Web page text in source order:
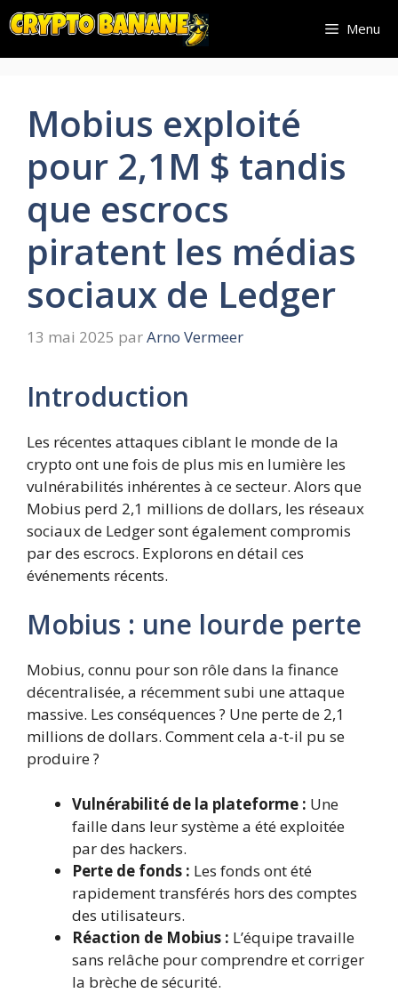
Aller
au
contenu
Menu
Mobius exploité
pour 2,1M $ tandis
que escrocs
piratent les médias
sociaux de Ledger
13 mai 2025 parArno Vermeer
Introduction
Les récentes attaques ciblant le monde de la
crypto ont une fois de plus mis en lumière les
vulnérabilités inhérentes à ce secteur. Alors que
Mobius perd 2,1 millions de dollars, les réseaux
sociaux de Ledger sont également compromis
par des escrocs. Explorons en détail ces
événements récents.
Mobius : une lourde perte
Mobius, connu pour son rôle dans la finance
décentralisée, a récemment subi une attaque
massive. Les conséquences ? Une perte de 2,1
millions de dollars. Comment cela a-t-il pu se
produire ?
Vulnérabilité de la plateforme : Une
faille dans leur système a été exploitée
par des hackers.
Perte de fonds : Les fonds ont été
rapidement transférés hors des comptes
des utilisateurs.
Réaction de Mobius : L’équipe travaille
sans relâche pour comprendre et corriger
la brèche de sécurité.